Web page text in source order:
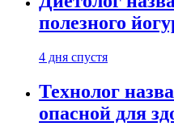
полезного
4 дня спустя
Технолог
опасной для